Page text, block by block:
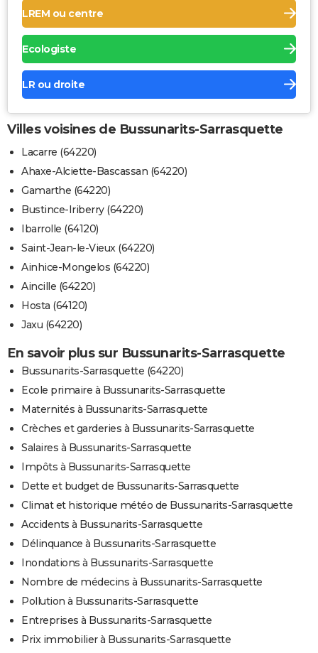
LREM ou centre
Ecologiste
LR ou droite
Villes voisines de Bussunarits-Sarrasquette
Lacarre (64220)
Ahaxe-Alciette-Bascassan (64220)
Gamarthe (64220)
Bustince-Iriberry (64220)
Ibarrolle (64120)
Saint-Jean-le-Vieux (64220)
Ainhice-Mongelos (64220)
Aincille (64220)
Hosta (64120)
Jaxu (64220)
En savoir plus sur Bussunarits-Sarrasquette
Bussunarits-Sarrasquette (64220)
Ecole primaire à Bussunarits-Sarrasquette
Maternités à Bussunarits-Sarrasquette
Crèches et garderies à Bussunarits-Sarrasquette
Salaires à Bussunarits-Sarrasquette
Impôts à Bussunarits-Sarrasquette
Dette et budget de Bussunarits-Sarrasquette
Climat et historique météo de Bussunarits-Sarrasquette
Accidents à Bussunarits-Sarrasquette
Délinquance à Bussunarits-Sarrasquette
Inondations à Bussunarits-Sarrasquette
Nombre de médecins à Bussunarits-Sarrasquette
Pollution à Bussunarits-Sarrasquette
Entreprises à Bussunarits-Sarrasquette
Prix immobilier à Bussunarits-Sarrasquette